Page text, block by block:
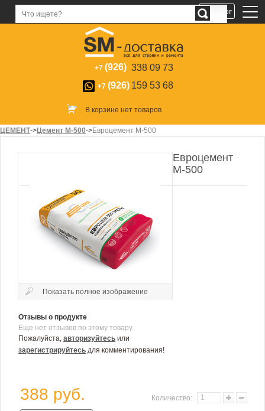
+7 (926) 338 09 73
+7 (926) 159 53 68
В корзине нет товаров
ЦЕМЕНТ->Цемент M-500->Евроцемент М-500
Показать полное изображение
Отзывы о продукте
Еще нет отзывов по этому товару.
Пожалуйста, авторизуйтесь или
зарегистрируйтесь для комментирования!
Евроцемент
М-500
388 руб. Количество:
Каталог